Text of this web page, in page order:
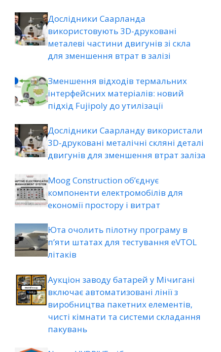
Дослідники Саарланда
використовують 3D-друковані
металеві частини двигунів зі скла
для зменшення втрат в залізі
Зменшення відходів термальних
інтерфейсних матеріалів: новий
підхід Fujipoly до утилізації
Дослідники Саарланду використали
3D-друковані металічні скляні деталі
двигунів для зменшення втрат заліза
Moog Construction об’єднує
компоненти електромобілів для
економії простору і витрат
Юта очолить пілотну програму в
п’яти штатах для тестування eVTOL
літаків
Аукціон заводу батарей у Мічигані
включає автоматизовані лінії з
виробництва пакетних елементів,
чисті кімнати та системи складання
пакувань